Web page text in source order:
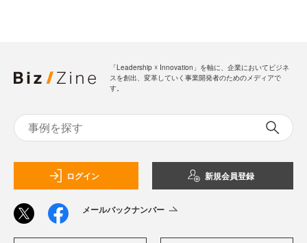
「Leadership ☓ Innovation」を軸に、企業においてビジネ
スを創出、変革していく事業開発者のためのメディアで
す。
ログイン 新規会員登録
メールバックナンバー